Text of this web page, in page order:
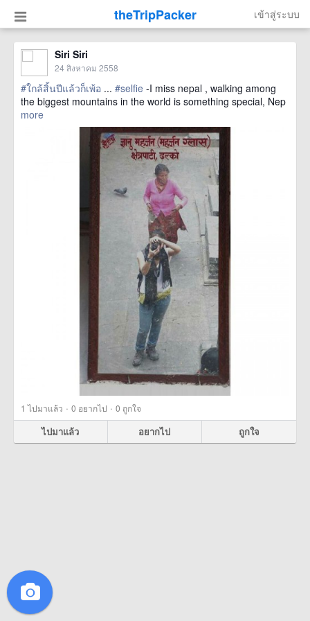
theTripPacker เข้าสู่ระบบ
Siri Siri
24 สิงหาคม 2558
#ใกล้สิ้นปีแล้วก็เพ้อ ... #selfie -I miss nepal , walking among
the biggest mountains in the world is something special, Nep
more
1 ไปมาแล้ว · 0 อยากไป · 0 ถูกใจ
ไปมาแล้ว อยากไป ถูกใจ